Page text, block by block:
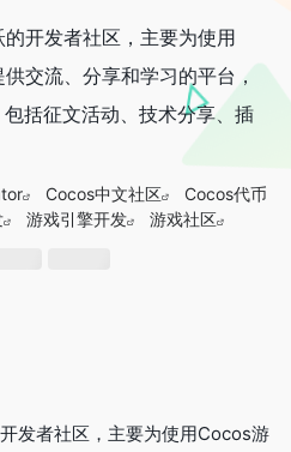
开发者社区，主要为使用
交流、分享和学习的平台‌，
括征文活动、技术分享、插
Cocos中文社区
Cocos代币
游戏引擎开发 游戏社区
发者社区，主要为使用Cocos游